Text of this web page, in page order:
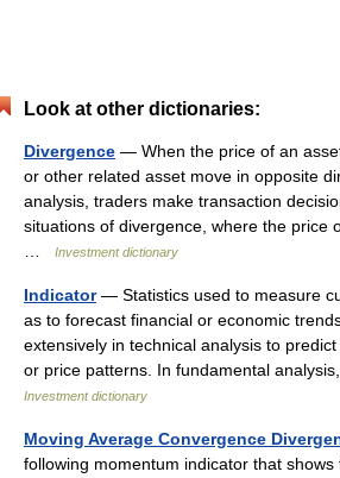
Look at other dictionaries:
Divergence — When the price of an
or other related asset move in opposite
analysis, traders make transaction
situations of divergence, where the price
Investment dictionary
Indicator— Statistics used to measure
as to forecast financial or economic
extensively in technical analysis to
or price patterns. In fundamental
Investment dictionary
Moving Average Convergence
following momentum indicator that